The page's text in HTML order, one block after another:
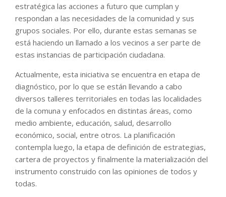
estratégica las acciones a futuro que cumplan y
respondan a las necesidades de la comunidad y sus
grupos sociales. Por ello, durante estas semanas se
está haciendo un llamado a los vecinos a ser parte de
estas instancias de participación ciudadana.
Actualmente, esta iniciativa se encuentra en etapa de
diagnóstico, por lo que se están llevando a cabo
diversos talleres territoriales en todas las localidades
de la comuna y enfocados en distintas áreas, como
medio ambiente, educación, salud, desarrollo
económico, social, entre otros. La planificación
contempla luego, la etapa de definición de estrategias,
cartera de proyectos y finalmente la materialización del
instrumento construido con las opiniones de todos y
todas.